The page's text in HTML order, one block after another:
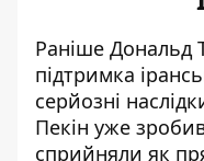
Раніше Дональд
підтримка
серйозні
Пекін уже
сприйняли як